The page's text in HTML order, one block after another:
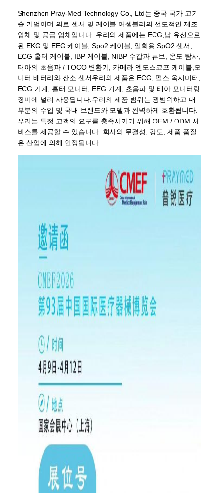
Shenzhen Pray-Med Technology Co., Ltd는 중국 국가 고기
술 기업이며 의료 센서 및 케이블 어셈블리의 선도적인 제조
업체 및 공급 업체입니다. 우리의 제품에는 ECG,납 유선으로
된 EKG 및 EEG 케이블, Spo2 케이블, 일회용 SpO2 센서,
ECG 홀터 케이블, IBP 케이블, NIBP 수갑과 튜브, 온도 탐사,
태아의 초음파 / TOCO 변환기, 카메라 엔도스코프 케이블,모
니터 배터리와 산소 센서우리의 제품은 ECG, 펄스 옥시미터,
ECG 기계, 홀터 모니터, EEG 기계, 초음파 및 태아 모니터링
장비에 널리 사용됩니다.우리의 제품 범위는 광범위하고 대
부분의 수입 및 국내 브랜드와 모델과 완벽하게 호환됩니다.
우리는 특정 고객의 요구를 충족시키기 위해 OEM / ODM 서
비스를 제공할 수 있습니다. 회사의 무결성, 강도, 제품 품질
은 산업에 의해 인정됩니다.